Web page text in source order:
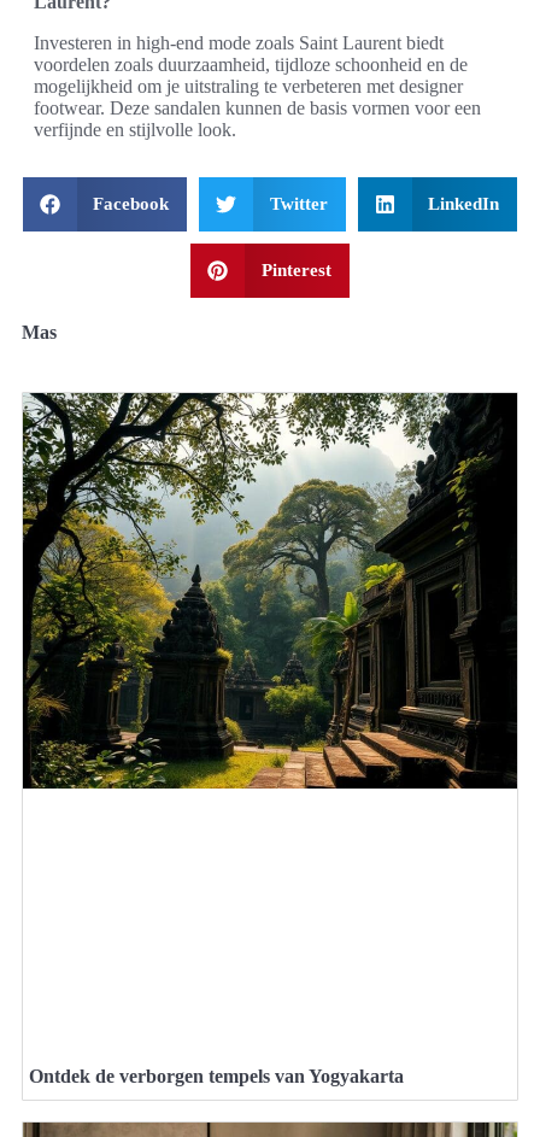
Investeren in high-end mode zoals Saint Laurent biedt
voordelen zoals duurzaamheid, tijdloze schoonheid en de
mogelijkheid om je uitstraling te verbeteren met designer
footwear. Deze sandalen kunnen de basis vormen voor een
verfijnde en stijlvolle look.
Facebook Twitter LinkedIn
Pinterest
Mas
Ontdek de verborgen tempels van Yogyakarta